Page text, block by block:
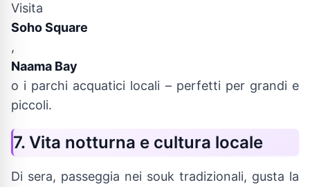
Visita
Soho Square
,
Naama Bay
o i parchi acquatici locali – perfetti per grandi e
piccoli.
7. Vita notturna e cultura locale
Di sera, passeggia nei souk tradizionali, gusta la